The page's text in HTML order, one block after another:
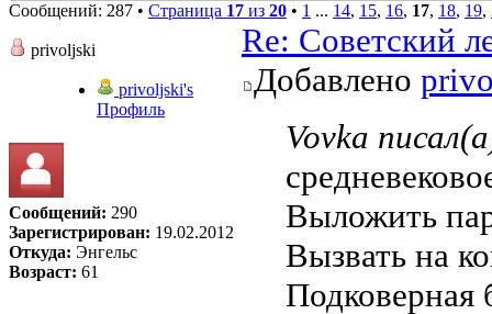
Сообщений: 287 • Страница 17 из 20 • 1 ... 14, 15, 16, 17, 18, 19,
privoljski
privoljski's
Профиль
Сообщений: 290
Зарегистрирован: 19.02.2012
Откуда: Энгельс
Возраст: 61
Re: Советский
Добавлено
Vovka
Выложить
Вызвать на
Подковерная